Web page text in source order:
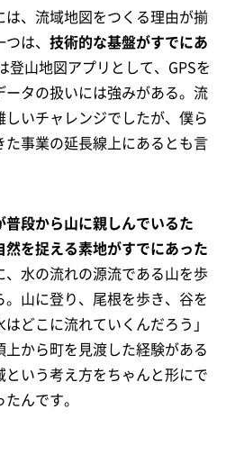
、流域地図をつくる理由が揃
は、 技術的な基盤がすでにあ
登山地図アプリとして、GPSを
タの扱いには強みがある。流
いチャレンジでしたが、僕ら
事業の延長線上にあるとも言
普段から山に親しんでいるた
を捉える素地がすでにあった
水の流れの源流である山を歩
山に登り、尾根を歩き、谷を
どこに流れていくんだろう」
から町を見渡した経験がある
いう考え方をちゃんと形にで
んです。